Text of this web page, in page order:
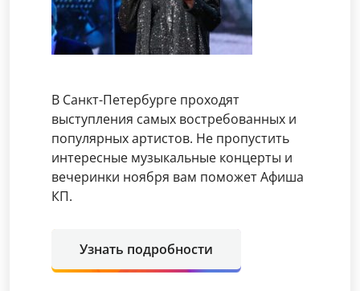
В Санкт-Петербурге проходят
выступления самых востребованных и
популярных артистов. Не пропустить
интересные музыкальные концерты и
вечеринки ноября вам поможет Афиша
КП.
Узнать подробности